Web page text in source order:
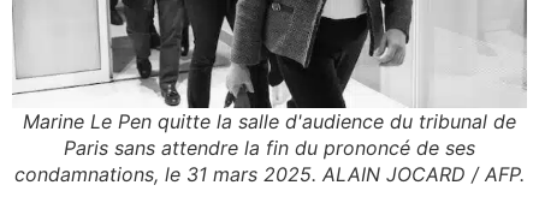
Marine Le Pen quitte la salle d'audience du tribunal de
Paris sans attendre la fin du prononcé de ses
condamnations, le 31 mars 2025. ALAIN JOCARD / AFP.